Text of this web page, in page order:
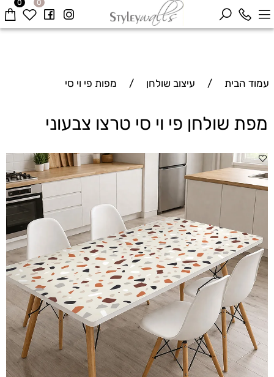
0 0
עמוד הבית / עיצוב שולחן / מפות פי וי סי
מפת שולחן פי וי סי טרצו צבעוני